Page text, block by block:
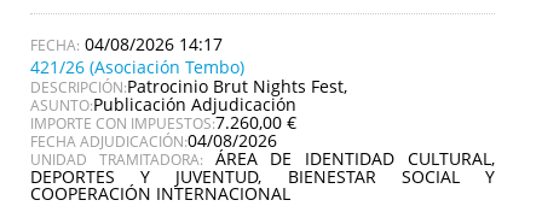
04/08/2026 14:17
421/26 (Asociación Tembo)
DESCRIPCIÓN:Patrocinio Brut Nights Fest,
ASUNTO:Publicación Adjudicación
IMPORTE CON IMPUESTOS:7.260,00 €
FECHA ADJUDICACIÓN:04/08/2026
UNIDAD TRAMITADORA: ÁREA DE IDENTIDAD CULTURAL,
DEPORTES Y JUVENTUD, BIENESTAR SOCIAL Y
COOPERACIÓN INTERNACIONAL